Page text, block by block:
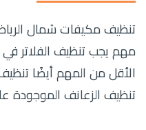
تنظيف مكيفات شمال
مهم يجب تنظيف الفلاتر
الأقل من المهم أيضًا
تنظيف الزعانف الموجودة